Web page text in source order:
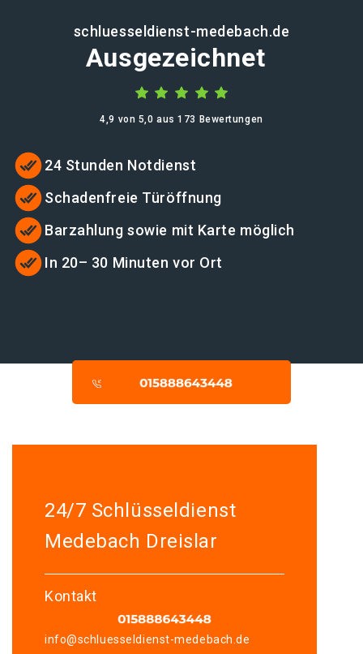
schluesseldienst-medebach.de
Ausgezeichnet
4,9 von 5,0 aus 173 Bewertungen
24 Stunden Notdienst
Schadenfreie Türöffnung
Barzahlung sowie mit Karte möglich
In 20– 30 Minuten vor Ort
24/7 Schlüsseldienst
Medebach Dreislar
Kontakt
info@schluesseldienst-medebach.de